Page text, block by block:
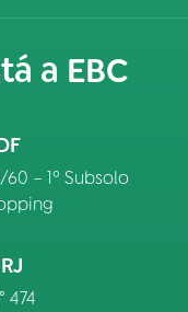
a EBC
– 1º Subsolo
474